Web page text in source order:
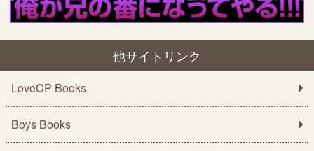
他サイトリンク
LoveCP Books
Boys Books